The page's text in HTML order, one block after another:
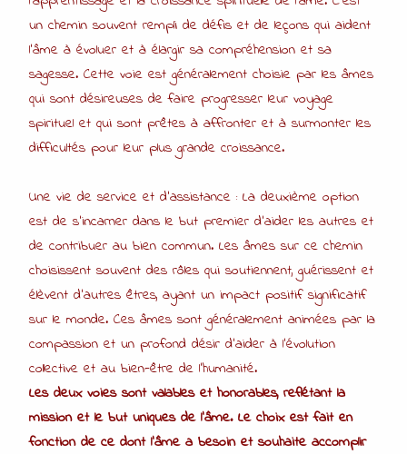
un chemin souvent rempli de défis et de leçons qui aident
l’âme à évoluer et à élargir sa compréhension et sa
sagesse. Cette voie est généralement choisie par les âmes
qui sont désireuses de faire progresser leur voyage
spirituel et qui sont prêtes à affronter et à surmonter les
difficultés pour leur plus grande croissance.
Une vie de service et d’assistance : La deuxième option
est de s’incarner dans le but premier d’aider les autres et
de contribuer au bien commun. Les âmes sur ce chemin
choisissent souvent des rôles qui soutiennent, guérissent et
élèvent d’autres êtres, ayant un impact positif significatif
sur le monde. Ces âmes sont généralement animées par la
compassion et un profond désir d’aider à l’évolution
collective et au bien-être de l’humanité.
Les deux voies sont valables et honorables, reflétant la
mission et le but uniques de l’âme. Le choix est fait en
fonction de ce dont l’âme a besoin et souhaite accomplir